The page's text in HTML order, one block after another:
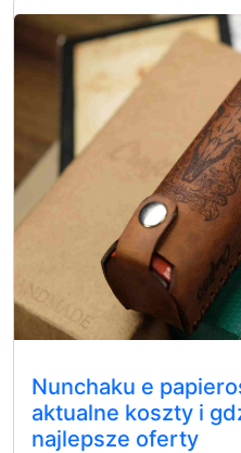
Nunchaku e
aktualne koszty i
najlepsze oferty